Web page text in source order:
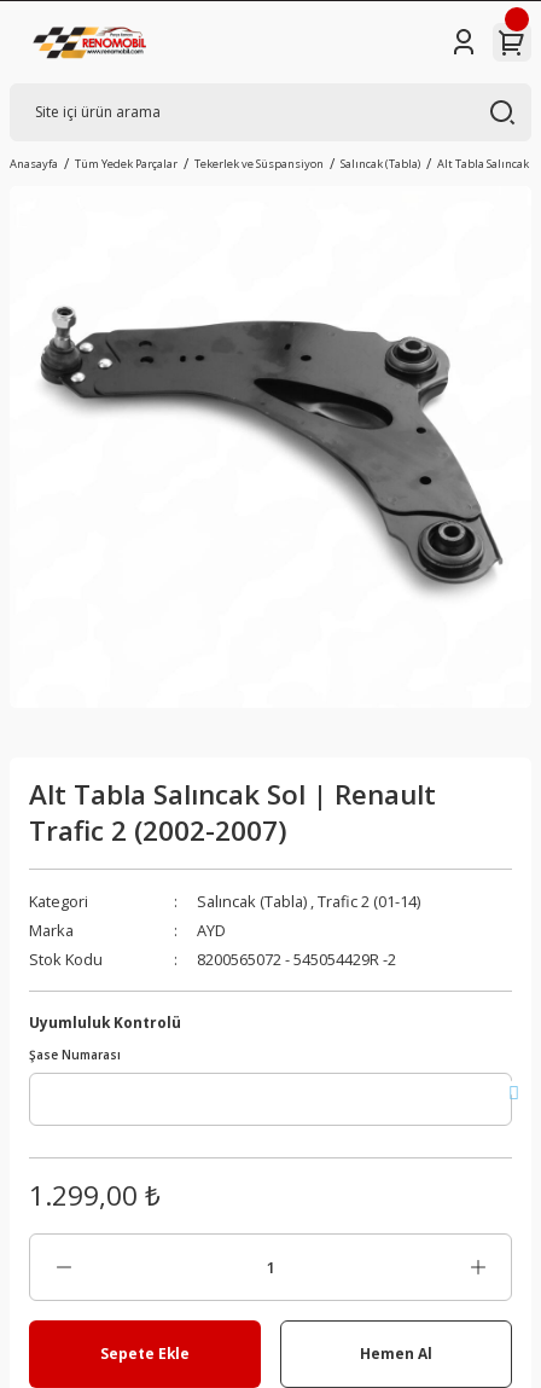
Anasayfa Tüm Yedek Parçalar Tekerlek ve Süspansiyon Salıncak (Tabla) Alt Tabla Salıncak
Alt Tabla Salıncak Sol | Renault
Trafic 2 (2002-2007)
Kategori Salıncak (Tabla) ,Trafic 2 (01-14)
Marka
AYD
Stok Kodu
8200565072 - 545054429R -2
Uyumluluk Kontrolü
Şase Numarası
1.299,00 ₺
Sepete Ekle Hemen Al